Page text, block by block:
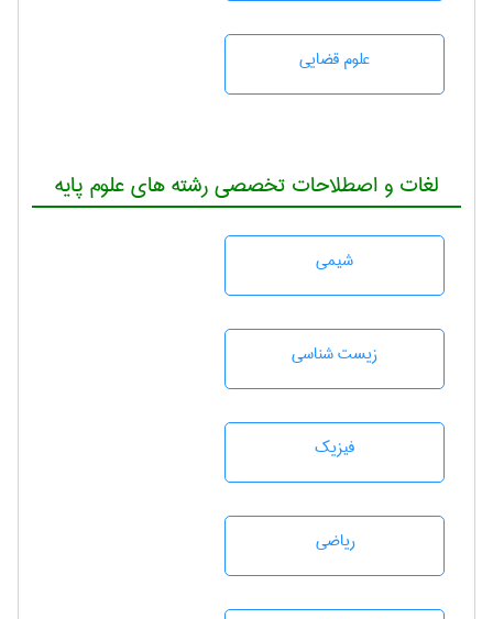
علوم قضایی
لغات و اصطلاحات تخصصی رشته های علوم پایه
شيمی
زيست شناسی
فیزیک
رياضی